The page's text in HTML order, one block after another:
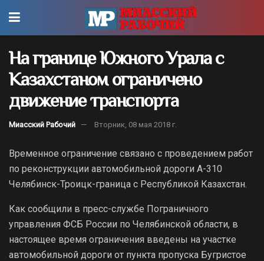
На границе Южного Урала с
Казахстаном ограничено
движение транспорта
Миасский Рабочий Вторник, 08 мая 2018 г.
Временное ограничение связано с проведением работ
по реконструкции автомобильной дороги А-310
Челябинск-Троицк-граница с Республикой Казахстан.
Как сообщили в пресс-службе Пограничного
управления ФСБ России по Челябинской области, в
настоящее время ограничения введены на участке
автомобильной дороги от пункта пропуска Бугристое